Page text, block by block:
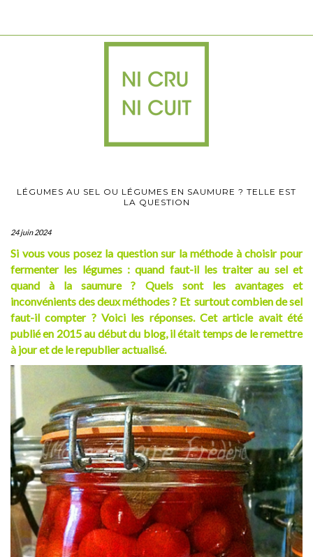
LÉGUMES AU SEL OU LÉGUMES EN SAUMURE ? TELLE EST
LA QUESTION
24 juin 2024
Si vous vous posez la question sur la méthode à choisir pour
fermenter les légumes : quand faut-il les traiter au sel et
quand à la saumure ? Quels sont les avantages et
inconvénients des deux méthodes ? Et surtout combien de sel
faut-il compter ? Voici les réponses. Cet article avait été
publié en 2015 au début du blog, il était temps de le remettre
à jour et de le republier actualisé.